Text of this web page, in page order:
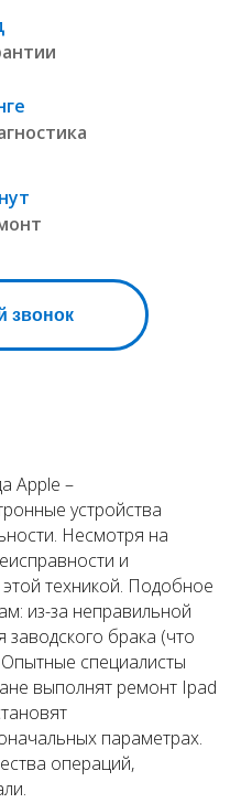
звонок
Apple –
устройства
Несмотря на
и
техникой. Подобное
из-за неправильной
заводского брака (что
специалисты
выполнят ремонт Ipad
параметрах.
операций,